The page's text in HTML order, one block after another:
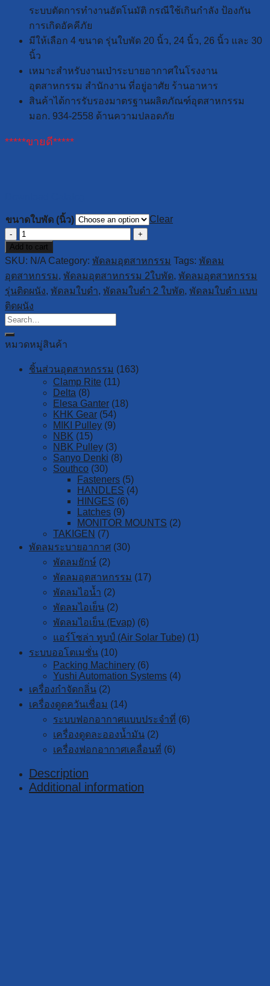
ระบบตัดการทำงานอัตโนมัติ กรณีใช้เกินกำลัง ป้องกัน
การเกิดอัคคีภัย
มีให้เลือก 4 ขนาด รุ่นใบพัด 20 นิ้ว, 24 นิ้ว, 26 นิ้ว และ 30
นิ้ว
เหมาะสำหรับงานเป่าระบายอากาศในโรงงาน
อุตสาหกรรม สำนักงาน ที่อยู่อาศัย ร้านอาหาร
สินค้าได้การรับรองมาตรฐานผลิตภัณฑ์อุตสาหกรรม
มอก. 934-2558 ด้านความปลอดภัย
*****ขายดี*****
ขนาดใบพัด (นิ้ว)
Clear
พัดลม
อุตสาหกรรม
รุ่น
ติด
ผนัง
DFP-
TW
Series
quantity
Add to cart
SKU: N/A Category: พัดลมอุตสาหกรรม Tags: พัดลม
อุตสาหกรรม, พัดลมอุตสาหกรรม 2ใบพัด, พัดลมอุตสาหกรรม
รุ่นติดผนัง, พัดลมใบดำ, พัดลมใบดำ 2 ใบพัด, พัดลมใบดำ แบบ
ติดผนัง
หมวดหมู่สินค้า
ชิ้นส่วนอุตสาหกรรม (163)
Clamp Rite (11)
Delta (8)
Elesa Ganter (18)
KHK Gear (54)
MIKI Pulley (9)
NBK (15)
NBK Pulley (3)
Sanyo Denki (8)
Southco (30)
Fasteners (5)
HANDLES (4)
HINGES (6)
Latches (9)
MONITOR MOUNTS (2)
TAKIGEN (7)
พัดลมระบายอากาศ (30)
พัดลมยักษ์ (2)
พัดลมอุตสาหกรรม (17)
พัดลมไอน้ำ (2)
พัดลมไอเย็น (2)
พัดลมไอเย็น (Evap) (6)
แอร์โซล่า ทูบป์ (Air Solar Tube) (1)
ระบบออโตเมชั่น (10)
Packing Machinery (6)
Yushi Automation Systems (4)
เครื่องกำจัดกลิ่น (2)
เครื่องดูดควันเชื่อม (14)
ระบบฟอกอากาศแบบประจำที่ (6)
เครื่องดูดละอองน้ำมัน (2)
เครื่องฟอกอากาศเคลื่อนที่ (6)
Description
Additional information